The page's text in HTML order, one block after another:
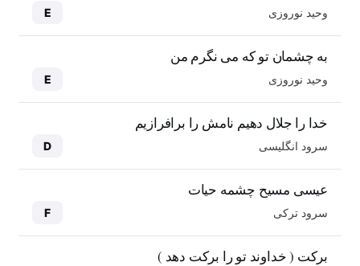
وحید نوروزی E
به چشمان تو که می نگرم من
وحید نوروزی E
خدا را جلال دهیم نامش را برافرازیم
سرود انگلیسی D
عیسی مسیح چشمه حیات
سرود ترکی F
برکت ( خداوند تو را برکت دهد )